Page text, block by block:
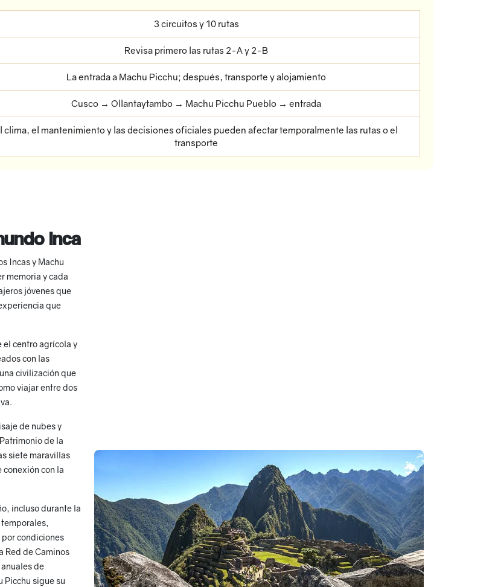
3 circuitos y 10 rutas
Revisa primero las rutas 2-A y 2-B
La entrada a Machu Picchu; después, transporte y alojamiento
Cusco → Ollantaytambo → Machu Picchu Pueblo → entrada
clima, el mantenimiento y las decisiones oficiales pueden afectar temporalmente las rutas o el
transporte
inca
Incas y Machu
memoria y cada
jóvenes que
que
el centro agrícola y
con las
civilización que
viajar entre dos
de nubes y
de la
siete maravillas
con la
incluso durante la
condiciones
Red de Caminos
de
Picchu sigue su